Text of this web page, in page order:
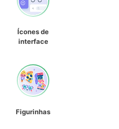
Ícones de
interface
Figurinhas